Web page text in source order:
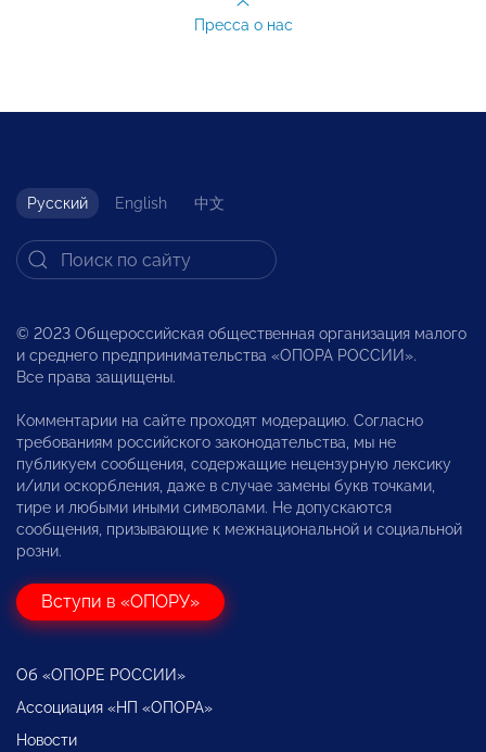
Пресса о нас
Русский English 中文
© 2023 Общероссийская общественная организация малого
и среднего предпринимательства «ОПОРА РОССИИ».
Все права защищены.
Комментарии на сайте проходят модерацию. Согласно
требованиям российского законодательства, мы не
публикуем сообщения, содержащие нецензурную лексику
и/или оскорбления, даже в случае замены букв точками,
тире и любыми иными символами. Не допускаются
сообщения, призывающие к межнациональной и социальной
розни.
Вступи в «ОПОРУ»
Об «ОПОРЕ РОССИИ»
Ассоциация «НП «ОПОРА»
Новости